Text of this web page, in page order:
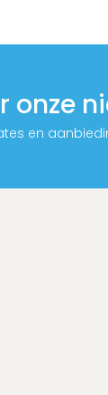
onze
en